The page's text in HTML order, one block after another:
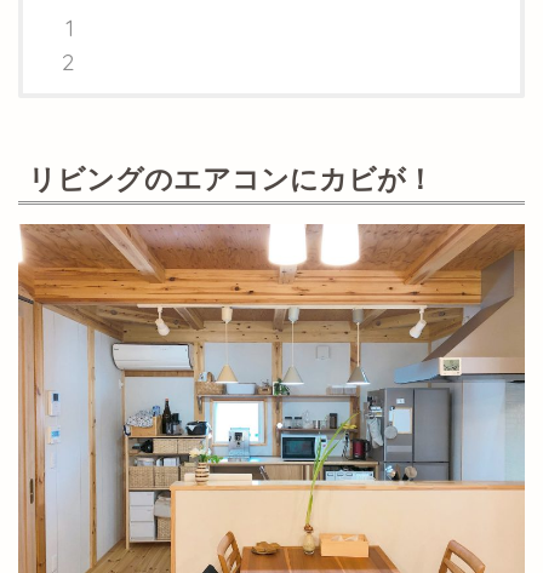
リビングのエアコンにカビが！